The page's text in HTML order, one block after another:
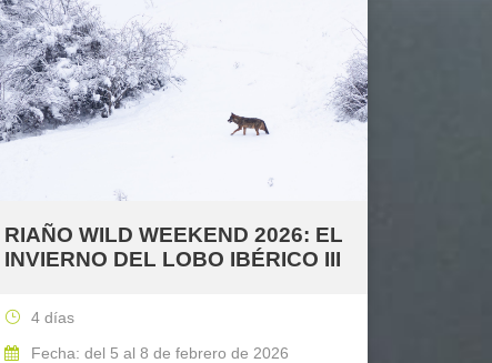
RIAÑO WILD WEEKEND 2026: EL
INVIERNO DEL LOBO IBÉRICO III
4 días
Fecha: del 5 al 8 de febrero de 2026